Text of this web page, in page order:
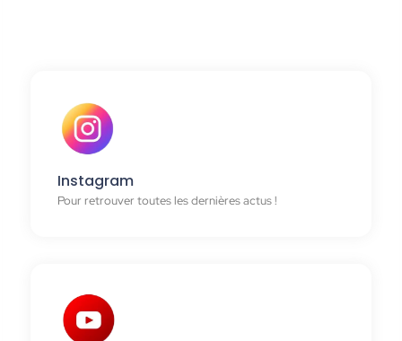
Instagram
Pour retrouver toutes les dernières actus !